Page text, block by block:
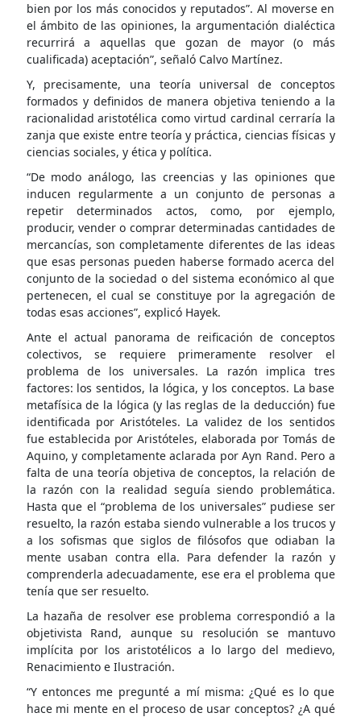
bien por los más conocidos y reputados”. Al moverse en
el ámbito de las opiniones, la argumentación dialéctica
recurrirá a aquellas que gozan de mayor (o más
cualificada) aceptación”, señaló Calvo Martínez.
Y, precisamente, una teoría universal de conceptos
formados y definidos de manera objetiva teniendo a la
racionalidad aristotélica como virtud cardinal cerraría la
zanja que existe entre teoría y práctica, ciencias físicas y
ciencias sociales, y ética y política.
“De modo análogo, las creencias y las opiniones que
inducen regularmente a un conjunto de personas a
repetir determinados actos, como, por ejemplo,
producir, vender o comprar determinadas cantidades de
mercancías, son completamente diferentes de las ideas
que esas personas pueden haberse formado acerca del
conjunto de la sociedad o del sistema económico al que
pertenecen, el cual se constituye por la agregación de
todas esas acciones”, explicó Hayek.
Ante el actual panorama de reificación de conceptos
colectivos, se requiere primeramente resolver el
problema de los universales. La razón implica tres
factores: los sentidos, la lógica, y los conceptos. La base
metafísica de la lógica (y las reglas de la deducción) fue
identificada por Aristóteles. La validez de los sentidos
fue establecida por Aristóteles, elaborada por Tomás de
Aquino, y completamente aclarada por Ayn Rand. Pero a
falta de una teoría objetiva de conceptos, la relación de
la razón con la realidad seguía siendo problemática.
Hasta que el “problema de los universales” pudiese ser
resuelto, la razón estaba siendo vulnerable a los trucos y
a los sofismas que siglos de filósofos que odiaban la
mente usaban contra ella. Para defender la razón y
comprenderla adecuadamente, ese era el problema que
tenía que ser resuelto.
La hazaña de resolver ese problema correspondió a la
objetivista Rand, aunque su resolución se mantuvo
implícita por los aristotélicos a lo largo del medievo,
Renacimiento e Ilustración.
“Y entonces me pregunté a mí misma: ¿Qué es lo que
hace mi mente en el proceso de usar conceptos? ¿A qué